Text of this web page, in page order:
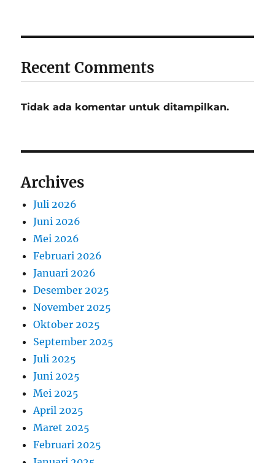
Recent Comments
Tidak ada komentar untuk ditampilkan.
Archives
Juli 2026
Juni 2026
Mei 2026
Februari 2026
Januari 2026
Desember 2025
November 2025
Oktober 2025
September 2025
Juli 2025
Juni 2025
Mei 2025
April 2025
Maret 2025
Februari 2025